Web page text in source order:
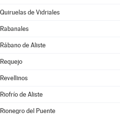
Quiruelas de Vidriales
Rabanales
Rábano de Aliste
Requejo
Revellinos
Riofrío de Aliste
Rionegro del Puente